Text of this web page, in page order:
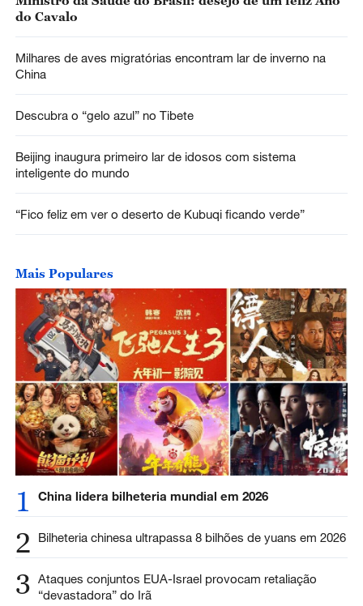
do Cavalo
Milhares de aves migratórias encontram lar de inverno na
China
Descubra o “gelo azul” no Tibete
Beijing inaugura primeiro lar de idosos com sistema
inteligente do mundo
“Fico feliz em ver o deserto de Kubuqi ficando verde”
Mais Populares
1 China lidera bilheteria mundial em 2026
2 Bilheteria chinesa ultrapassa 8 bilhões de yuans em 2026
3 Ataques conjuntos EUA-Israel provocam retaliação
“devastadora” do Irã